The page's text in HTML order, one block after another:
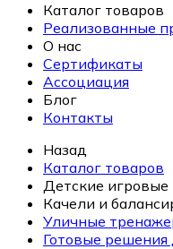
Каталог товаров
Реализованные
О нас
Сертификаты
Ассоциация
Блог
Контакты
Назад
Каталог товаров
Детские
Качели и
Уличные
Готовые